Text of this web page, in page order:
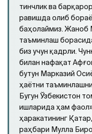
тинчлик ва
равишда олиб
баҳолаймиз. Жаноб
таъминлаш
биз учун қадрли.
билан нафақат
бутун Марказий
ҳаётни
Бугун Ўзбекистон
ишларида ҳам
ҳаракатининг
раҳбари Мулла